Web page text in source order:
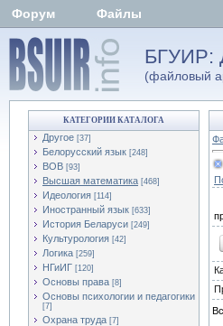
Форум Файлы
БГУИР:
(файловый
КАТЕГОРИИ КАТАЛОГА
Другое [37]
Белорусский язык [248]
ВОВ [93]
Высшая математика [468]
Идеология [114]
Иностранный язык [633]
История Беларуси [249]
Культурология [42]
Логика [259]
НГиИГ [120]
Основы права [8]
Основы психологии и педагогики
[7]
Охрана труда [7]